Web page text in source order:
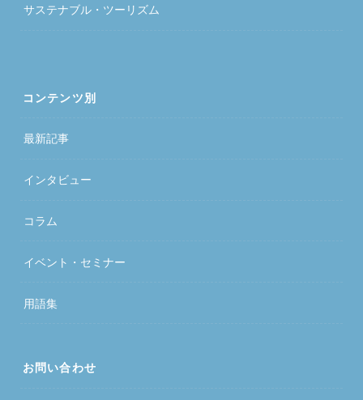
サステナブル・ツーリズム
コンテンツ別
最新記事
インタビュー
コラム
イベント・セミナー
用語集
お問い合わせ